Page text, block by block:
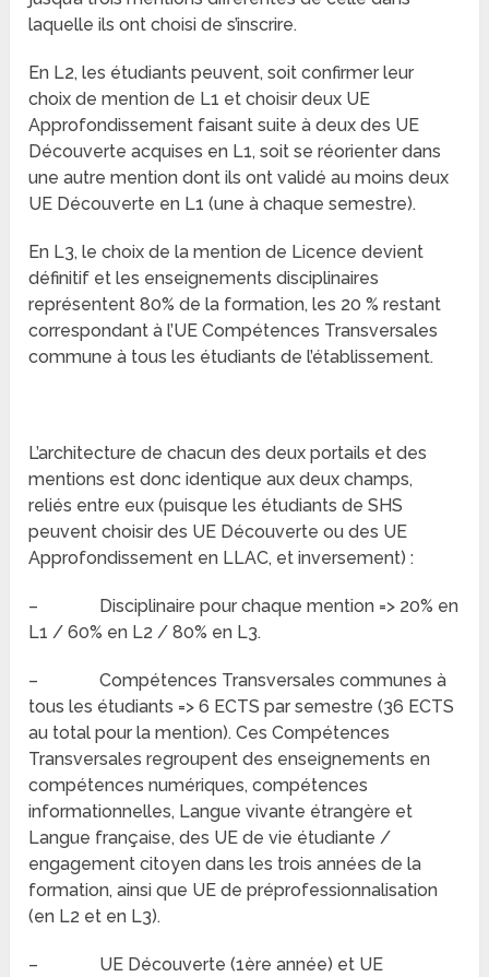
laquelle ils ont choisi de s’inscrire.
En L2, les étudiants peuvent, soit confirmer leur
choix de mention de L1 et choisir deux UE
Approfondissement faisant suite à deux des UE
Découverte acquises en L1, soit se réorienter dans
une autre mention dont ils ont validé au moins deux
UE Découverte en L1 (une à chaque semestre).
En L3, le choix de la mention de Licence devient
définitif et les enseignements disciplinaires
représentent 80% de la formation, les 20 % restant
correspondant à l’UE Compétences Transversales
commune à tous les étudiants de l’établissement.
L’architecture de chacun des deux portails et des
mentions est donc identique aux deux champs,
reliés entre eux (puisque les étudiants de SHS
peuvent choisir des UE Découverte ou des UE
Approfondissement en LLAC, et inversement) :
– Disciplinaire pour chaque mention => 20% en
L1 / 60% en L2 / 80% en L3.
– Compétences Transversales communes à
tous les étudiants => 6 ECTS par semestre (36 ECTS
au total pour la mention). Ces Compétences
Transversales regroupent des enseignements en
compétences numériques, compétences
informationnelles, Langue vivante étrangère et
Langue française, des UE de vie étudiante /
engagement citoyen dans les trois années de la
formation, ainsi que UE de préprofessionnalisation
(en L2 et en L3).
– UE Découverte (1ère année) et UE